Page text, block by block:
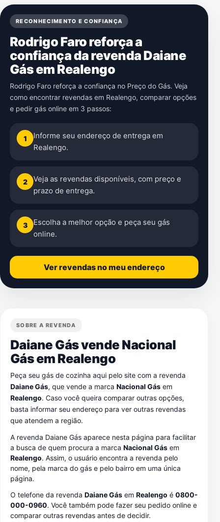
RECONHECIMENTO E CONFIANÇA
Rodrigo Faro reforça a
confiança da revenda Daiane
Gás em Realengo
Rodrigo Faro reforça a confiança no Preço do Gás. Veja
como encontrar revendas em Realengo, comparar opções
e pedir gás online em 3 passos:
1
Informe seu endereço de entrega em
Realengo.
2
Veja as revendas disponíveis, com preço e
prazo de entrega.
3
Escolha a melhor opção e peça seu gás
online.
Ver revendas no meu endereço
SOBRE A REVENDA
Daiane Gás vende Nacional
Gás emRealengo
Peça seu gás de cozinha aqui pelo site com a revenda
Daiane Gás, que vende a marca Nacional Gás em
Realengo. Caso você queira comparar outras opções,
basta informar seu endereço para ver outras revendas
que atendem a região.
A revenda Daiane Gás aparece nesta página para facilitar
a busca de quem procura a marca Nacional Gás em
Realengo. Assim, o usuário encontra a revenda pelo
nome, pela marca do gás e pelo bairro em uma única
página.
O telefone da revenda Daiane Gás em Realengo é 0800-
000-0960. Você também pode fazer seu pedido online e
comparar outras revendas antes de decidir.